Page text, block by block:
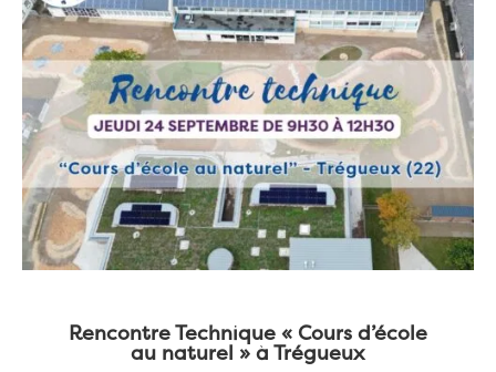
Rencontre Technique « Cours d’école
au naturel » à Trégueux